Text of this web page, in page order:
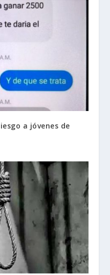
a jóvenes de